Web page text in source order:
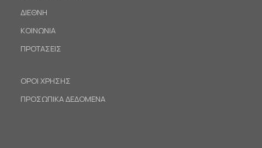
ΔΙΕΘΝΗ
ΚΟΙΝΩΝΙΑ
ΠΡΟΤΑΣΕΙΣ
ΟΡΟΙ ΧΡΗΣΗΣ
ΠΡΟΣΩΠΙΚΑ ΔΕΔΟΜΕΝΑ